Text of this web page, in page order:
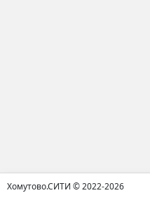
Хомутово.СИТИ © 2022-2026